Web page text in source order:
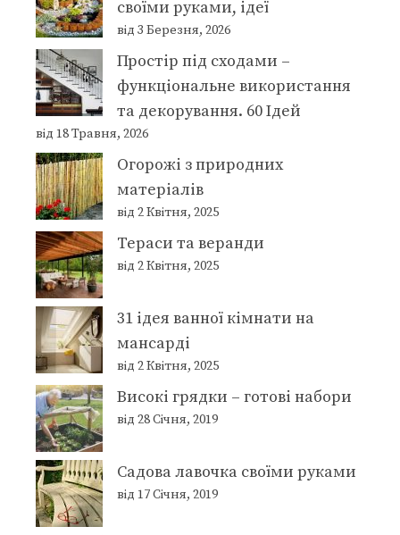
своїми руками, ідеї
від 3 Березня, 2026
Простір під сходами –
функціональне використання
та декорування. 60 Ідей
від 18 Травня, 2026
Огорожі з природних
матеріалів
від 2 Квітня, 2025
Тераси та веранди
від 2 Квітня, 2025
31 ідея ванної кімнати на
мансарді
від 2 Квітня, 2025
Високі грядки – готові набори
від 28 Січня, 2019
Садова лавочка своїми руками
від 17 Січня, 2019